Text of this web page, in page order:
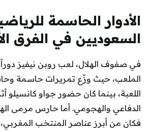
الأدوار الحاسمة
السعوديين في الفرق
في صفوف الهلال، لعب روبن نيفيز
الملعب، حيث وزّع تمريرات حاسمة
اللعبة، بينما كان حضور جواو كانسيلو
الدفاعي والهجومي. أما حارس مرمى
فكان من أبرز عناصر المنتخب